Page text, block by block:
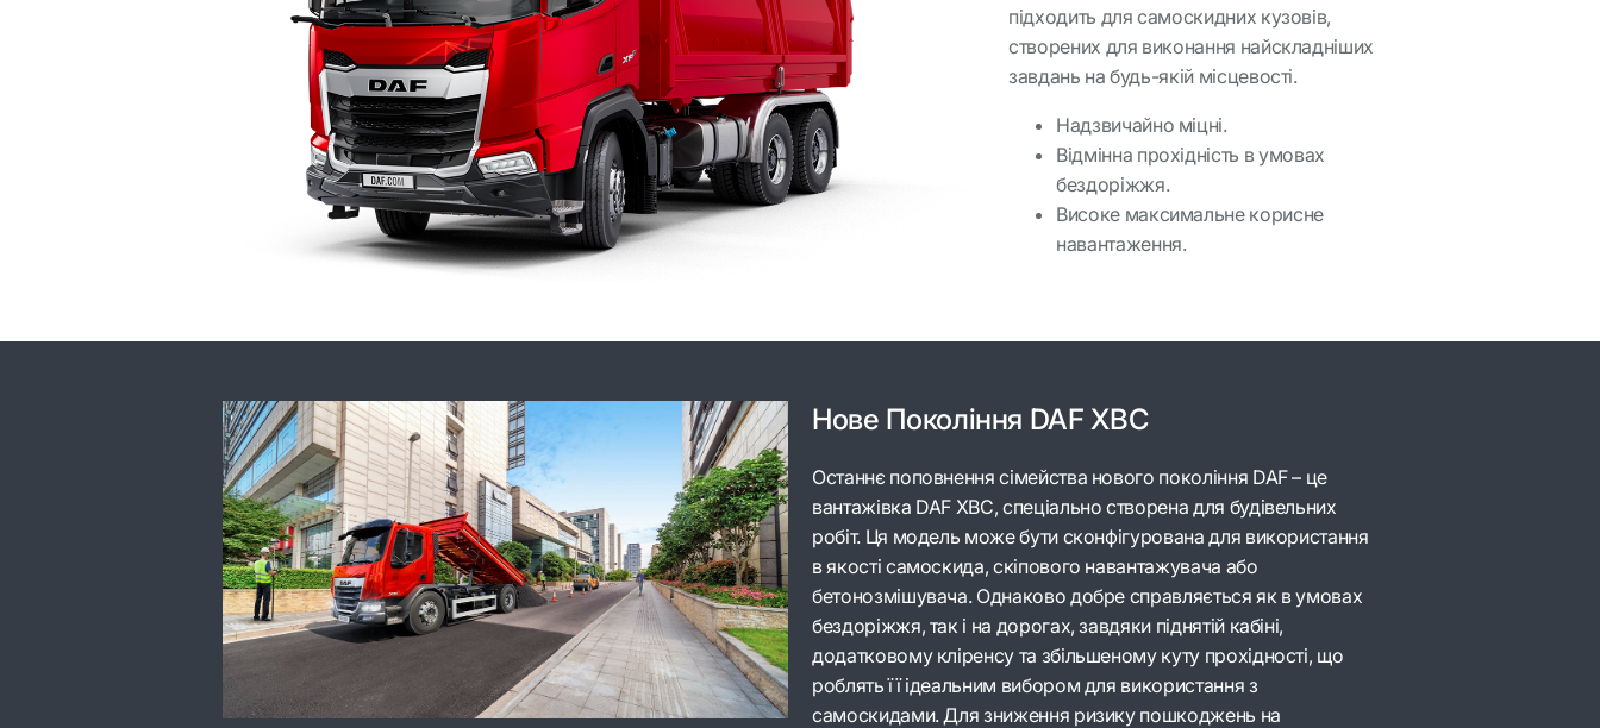
підходить для самоскидних кузовів,
створених для виконання найскладніших
завдань на будь-якій місцевості.
Надзвичайно міцні.
Відмінна прохідність в умовах
бездоріжжя.
Високе максимальне корисне
навантаження.
Нове Покоління DAF XBC
Останнє поповнення сімейства нового покоління DAF – це
вантажівка DAF XBC, спеціально створена для будівельних
робіт. Ця модель може бути сконфігурована для використання
в якості самоскида, скіпового навантажувача або
бетонозмішувача. Однаково добре справляється як в умовах
бездоріжжя, так і на дорогах, завдяки піднятій кабіні,
додатковому кліренсу та збільшеному куту прохідності, що
роблять її ідеальним вибором для використання з
самоскидами. Для зниження ризику пошкоджень на